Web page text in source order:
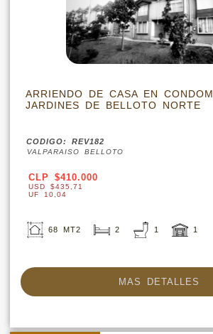
ARRIENDO DE CASA EN
JARDINES DE BELLOTO NORTE
CODIGO: REV182
VALPARAISO BELLOTO
CLP $410.000
USD $435,71
UF 10,04
68 MT2 2 1 1
MAS DETALLES